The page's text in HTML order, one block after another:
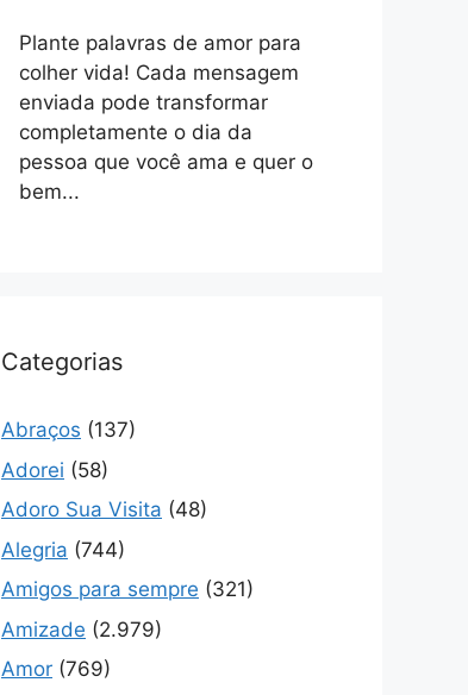
Plante palavras de amor para
colher vida! Cada mensagem
enviada pode transformar
completamente o dia da
pessoa que você ama e quer o
bem...
Categorias
Abraços (137)
Adorei (58)
Adoro Sua Visita (48)
Alegria (744)
Amigos para sempre (321)
Amizade (2.979)
Amor (769)